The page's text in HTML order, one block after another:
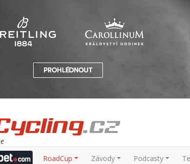
RoadCup
Závody Podcasty